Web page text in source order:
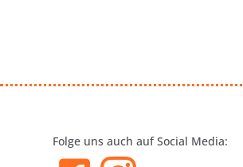
Folge uns auch auf Social Media: